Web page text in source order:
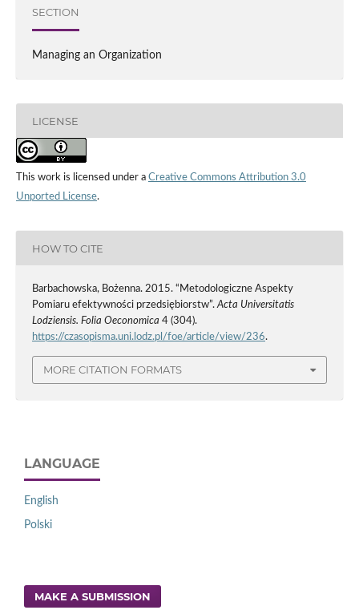
SECTION
Managing an Organization
LICENSE
This work is licensed under a Creative Commons Attribution 3.0
Unported License.
HOW TO CITE
Barbachowska, Bożenna. 2015. “Metodologiczne Aspekty
Pomiaru efektywności przedsiębiorstw”.Acta Universitatis
Lodziensis. Folia Oeconomica 4 (304).
https://czasopisma.uni.lodz.pl/foe/article/view/236.
MORE CITATION FORMATS
LANGUAGE
English
Polski
MAKE A SUBMISSION